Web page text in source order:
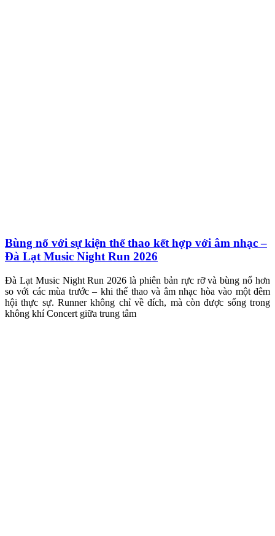
Bùng nổ với sự kiện thể thao kết hợp với âm nhạc –
Đà Lạt Music Night Run 2026
Đà Lạt Music Night Run 2026 là phiên bản rực rỡ và bùng nổ hơn
so với các mùa trước – khi thể thao và âm nhạc hòa vào một đêm
hội thực sự. Runner không chỉ về đích, mà còn được sống trong
không khí Concert giữa trung tâm